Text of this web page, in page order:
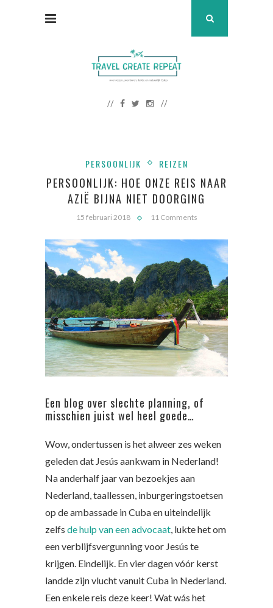
PERSOONLIJK REIZEN
PERSOONLIJK: HOE ONZE REIS NAAR
AZIË BIJNA NIET DOORGING
15 februari 2018 11 Comments
Een blog over slechte planning, of
misschien juist wel heel goede…
Wow, ondertussen is het alweer zes weken
geleden dat Jesús aankwam in Nederland!
Na anderhalf jaar van bezoekjes aan
Nederland, taallessen, inburgeringstoetsen
op de ambassade in Cuba en uiteindelijk
zelfs de hulp van een advocaat, lukte het om
een verblijfsvergunning voor Jesús te
krijgen. Eindelijk. En vier dagen vóór kerst
landde zijn vlucht vanuit Cuba in Nederland.
Een enkele reis deze keer! Wat wás het